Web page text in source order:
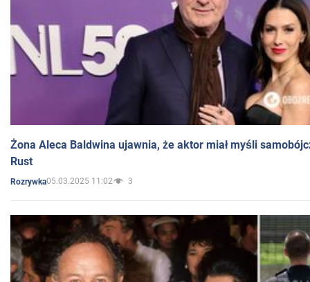
Żona Aleca Baldwina ujawnia, że aktor miał myśli
Rust
Rozrywka05.03.2025 11:02 3